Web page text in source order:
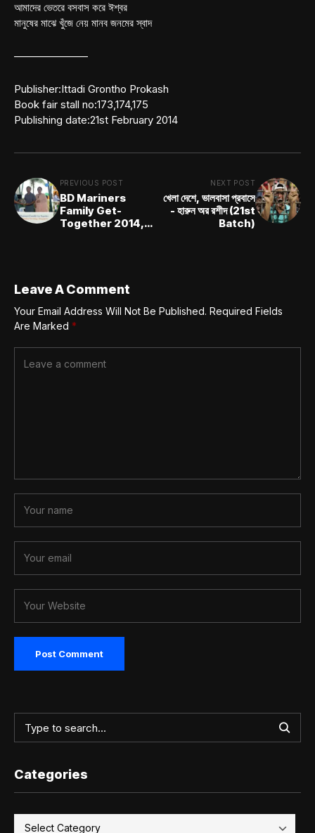
আমাদের ভেতরে বসবাস করে ঈশ্বর
মানুষের মাঝে খুঁজে নেয় মানব জনমের স্বাদ
———————
Publisher:Ittadi Grontho Prokash
Book fair stall no:173,174,175
Publishing date:21st February 2014
PREVIOUS POST
BD Mariners
Family Get-
Together 2014,
NEXT POST
খেলা দেশে, ভালবাসা প্রবাসে
- হারুন অর রশীদ (21st
Batch)
Leave A Comment
Your Email Address Will Not Be Published. Required Fields
Are Marked *
Categories